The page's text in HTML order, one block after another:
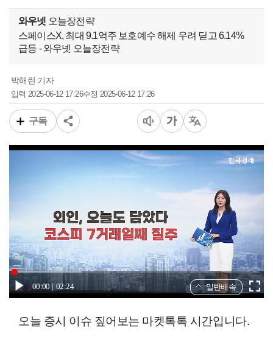
와우넷 오늘장전략
스페이스X, 최대 9.1억주 보호예수 해제 우려 딛고 6.14%
급등 - 와우넷 오늘장전략
박해린 기자
입력2025-06-12 17:26수정 2025-06-12 17:26
구독
00:00 02:24 일반배속
오늘 증시 이슈 짚어보는 마켓톡톡 시간입니다.